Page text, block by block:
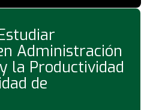
Administración
la Productividad
de